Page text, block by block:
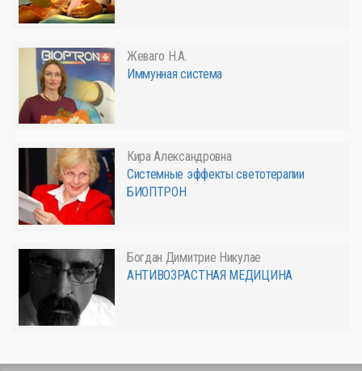
Жеваго Н.А.
Иммунная система
Кира Александровна
Системные эффекты светотерапии
БИОПТРОН
Богдан Димитрие Никулае
АНТИВОЗРАСТНАЯ МЕДИЦИНА